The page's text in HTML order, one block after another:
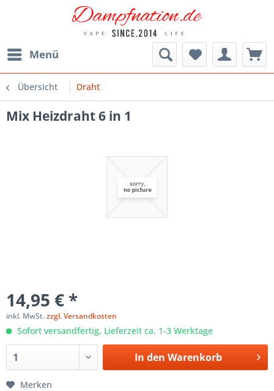
Menü
Übersicht Draht
Mix Heizdraht 6 in 1
14,95 € *
inkl. MwSt.zzgl. Versandkosten
Sofort versandfertig, Lieferzeit ca. 1-3 Werktage
In den Warenkorb
Merken